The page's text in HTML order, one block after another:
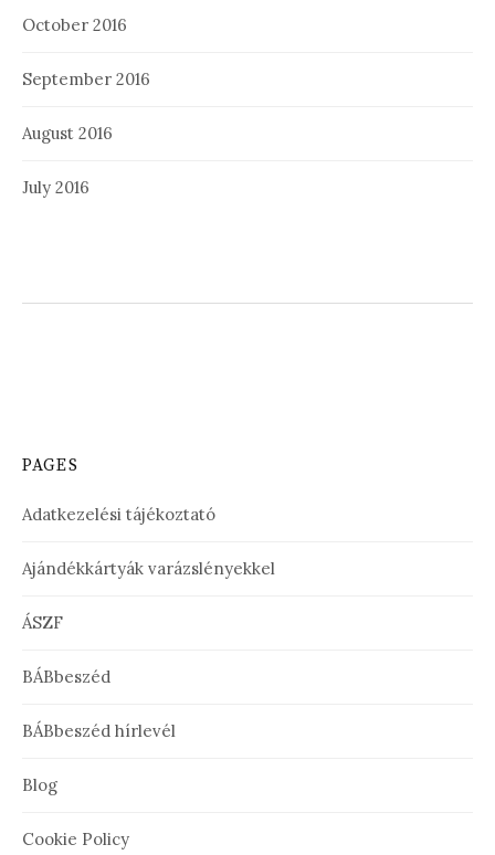
October 2016
September 2016
August 2016
July 2016
PAGES
Adatkezelési tájékoztató
Ajándékkártyák varázslényekkel
ÁSZF
BÁBbeszéd
BÁBbeszéd hírlevél
Blog
Cookie Policy